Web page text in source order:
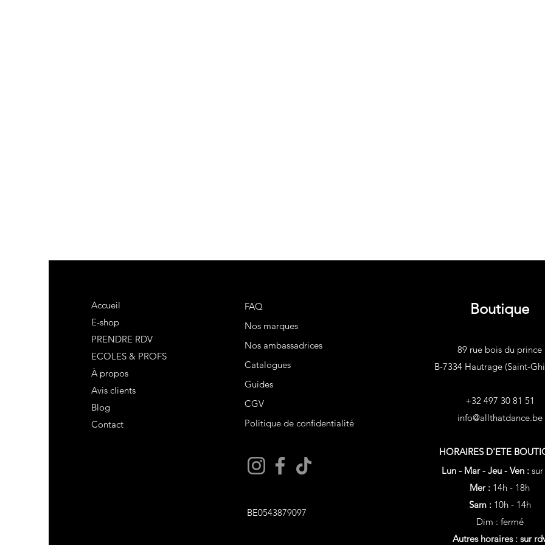
Accueil
E-shop
PRENDRE RDV
ECOLES & PROFS
À propos
Avis clients
Blog
Contact
FAQ
Nos marques
Nos ambassadrices
Catalogues
Guides
CGV
Politique de confidentialité
BE0543879097
Boutique
89 rue bois du prince
B-7334 Hautrage (Saint-
+32 497 30 81 51
info@allthatdance.be
HORAIRES D'ETE
Lun - Mar - Jeu - Ven :
Mer : 14h - 18h
Sam : 10h - 14h
Dim : fermé
Autres horaires : sur